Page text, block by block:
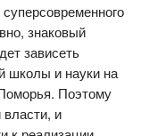
знаковый
зависеть
школы и науки на
Поэтому
и